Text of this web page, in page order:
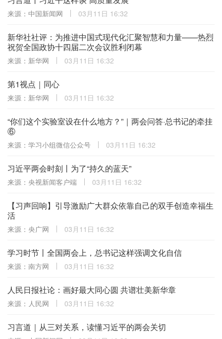
来源：中国新闻网 03月11日 16:32
新华社社评：为推进中国式现代化汇聚智慧和力量——热烈
祝贺全国政协十四届二次会议胜利闭幕
来源：新华网 03月11日 16:32
第1视点｜同心
来源：新华网 03月11日 16:32
“你们这个实验室设在什么地方？”｜两会问答·总书记的牵挂
⑥
来源：学习小组微信公众号 03月11日 16:32
习近平两会时刻丨为了“持久的蓝天”
来源：央视新闻客户端 03月11日 16:32
【习声回响】引导激励广大群众依靠自己的双手创造幸福生
活
来源：央广网 03月11日 16:32
学习时节丨全国两会上，总书记这样强调文化自信
来源：南方网 03月11日 16:32
人民日报社论：画好最大同心圆 共谱壮美新华章
来源：人民网 03月11日 16:32
习言道｜从三对关系，读懂习近平的两会关切